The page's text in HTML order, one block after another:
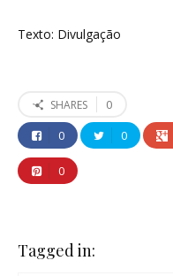
Texto: Divulgação
SHARES
0
0
0
0
Tagged in: